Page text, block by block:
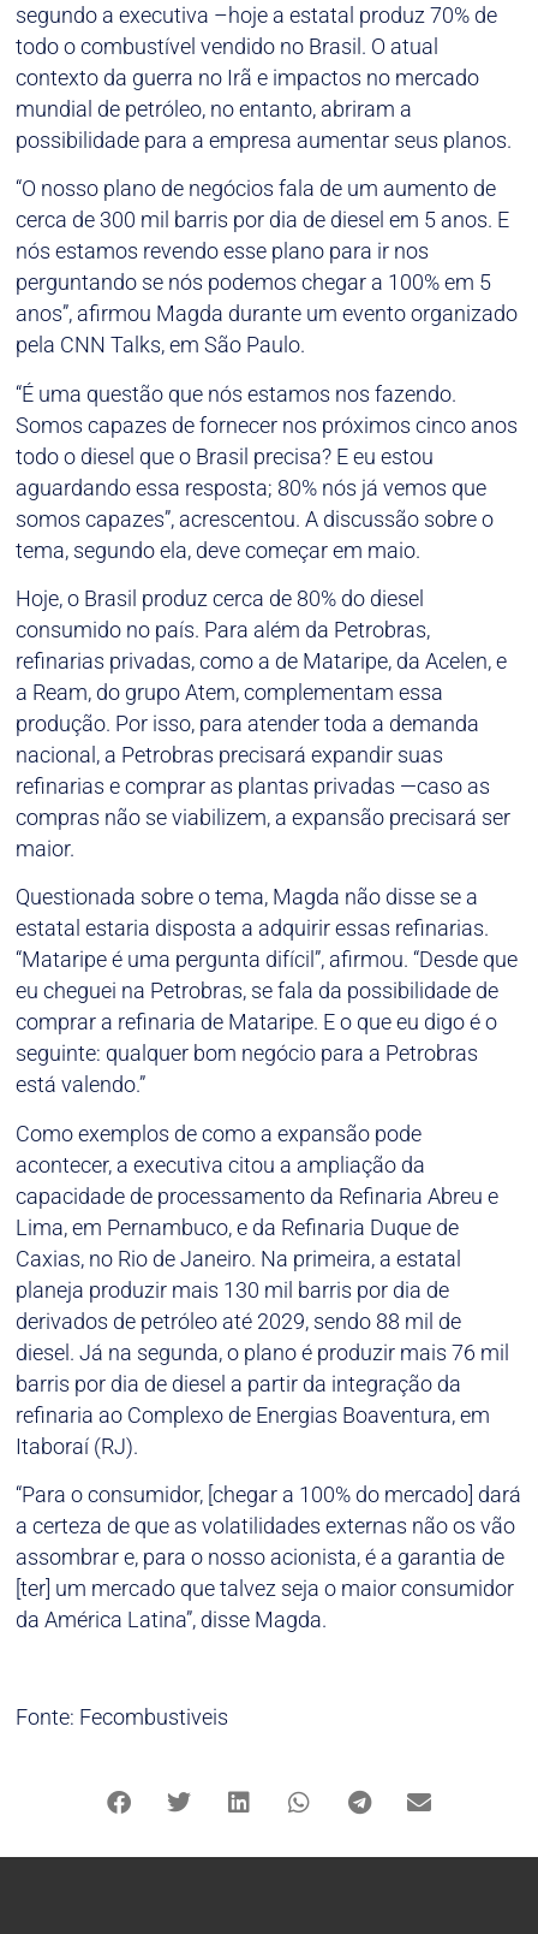
segundo a executiva –hoje a estatal produz 70% de
todo o combustível vendido no Brasil. O atual
contexto da guerra no Irã e impactos no mercado
mundial de petróleo, no entanto, abriram a
possibilidade para a empresa aumentar seus planos.
“O nosso plano de negócios fala de um aumento de
cerca de 300 mil barris por dia de diesel em 5 anos. E
nós estamos revendo esse plano para ir nos
perguntando se nós podemos chegar a 100% em 5
anos”, afirmou Magda durante um evento organizado
pela CNN Talks, em São Paulo.
“É uma questão que nós estamos nos fazendo.
Somos capazes de fornecer nos próximos cinco anos
todo o diesel que o Brasil precisa? E eu estou
aguardando essa resposta; 80% nós já vemos que
somos capazes”, acrescentou. A discussão sobre o
tema, segundo ela, deve começar em maio.
Hoje, o Brasil produz cerca de 80% do diesel
consumido no país. Para além da Petrobras,
refinarias privadas, como a de Mataripe, da Acelen, e
a Ream, do grupo Atem, complementam essa
produção. Por isso, para atender toda a demanda
nacional, a Petrobras precisará expandir suas
refinarias e comprar as plantas privadas —caso as
compras não se viabilizem, a expansão precisará ser
maior.
Questionada sobre o tema, Magda não disse se a
estatal estaria disposta a adquirir essas refinarias.
“Mataripe é uma pergunta difícil”, afirmou. “Desde que
eu cheguei na Petrobras, se fala da possibilidade de
comprar a refinaria de Mataripe. E o que eu digo é o
seguinte: qualquer bom negócio para a Petrobras
está valendo.”
Como exemplos de como a expansão pode
acontecer, a executiva citou a ampliação da
capacidade de processamento da Refinaria Abreu e
Lima, em Pernambuco, e da Refinaria Duque de
Caxias, no Rio de Janeiro. Na primeira, a estatal
planeja produzir mais 130 mil barris por dia de
derivados de petróleo até 2029, sendo 88 mil de
diesel. Já na segunda, o plano é produzir mais 76 mil
barris por dia de diesel a partir da integração da
refinaria ao Complexo de Energias Boaventura, em
Itaboraí (RJ).
“Para o consumidor, [chegar a 100% do mercado] dará
a certeza de que as volatilidades externas não os vão
assombrar e, para o nosso acionista, é a garantia de
[ter] um mercado que talvez seja o maior consumidor
da América Latina”, disse Magda.
Fonte: Fecombustiveis